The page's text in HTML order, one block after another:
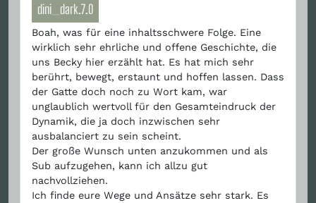
dini_dark.7.0
Boah, was für eine inhaltsschwere Folge. Eine
wirklich sehr ehrliche und offene Geschichte, die
uns Becky hier erzählt hat. Es hat mich sehr
berührt, bewegt, erstaunt und hoffen lassen. Dass
der Gatte doch noch zu Wort kam, war
unglaublich wertvoll für den Gesamteindruck der
Dynamik, die ja doch inzwischen sehr
ausbalanciert zu sein scheint.
Der große Wunsch unten anzukommen und als
Sub aufzugehen, kann ich allzu gut
nachvollziehen.
Ich finde eure Wege und Ansätze sehr stark. Es